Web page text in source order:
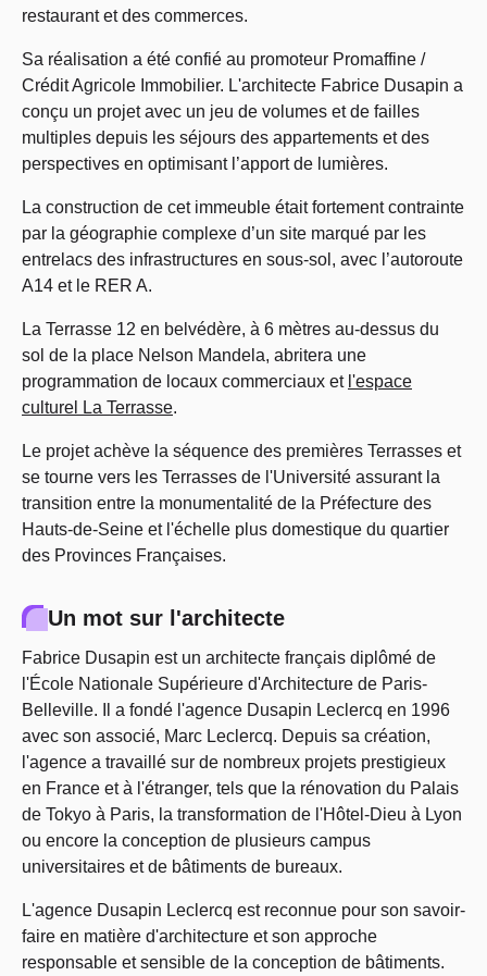
restaurant et des commerces.
Sa réalisation a été confié au promoteur Promaffine /
Crédit Agricole Immobilier. L'architecte Fabrice Dusapin a
conçu un projet avec un jeu de volumes et de failles
multiples depuis les séjours des appartements et des
perspectives en optimisant l’apport de lumières.
La construction de cet immeuble était fortement contrainte
par la géographie complexe d’un site marqué par les
entrelacs des infrastructures en sous-sol, avec l’autoroute
A14 et le RER A.
La Terrasse 12 en belvédère, à 6 mètres au-dessus du
sol de la place Nelson Mandela, abritera une
programmation de locaux commerciaux et l'espace
culturel La Terrasse.
Le projet achève la séquence des premières Terrasses et
se tourne vers les Terrasses de l'Université assurant la
transition entre la monumentalité de la Préfecture des
Hauts-de-Seine et l'échelle plus domestique du quartier
des Provinces Françaises.
Un mot sur l'architecte
Fabrice Dusapin est un architecte français diplômé de
l'École Nationale Supérieure d'Architecture de Paris-
Belleville. Il a fondé l'agence Dusapin Leclercq en 1996
avec son associé, Marc Leclercq. Depuis sa création,
l'agence a travaillé sur de nombreux projets prestigieux
en France et à l'étranger, tels que la rénovation du Palais
de Tokyo à Paris, la transformation de l'Hôtel-Dieu à Lyon
ou encore la conception de plusieurs campus
universitaires et de bâtiments de bureaux.
L'agence Dusapin Leclercq est reconnue pour son savoir-
faire en matière d'architecture et son approche
responsable et sensible de la conception de bâtiments.